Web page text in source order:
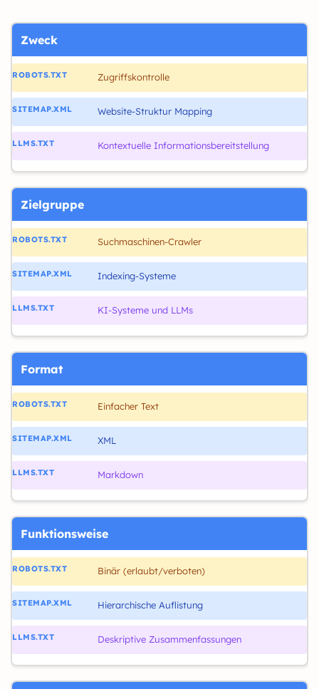
Zweck
Zugriffskontrolle
Website-Struktur Mapping
Kontextuelle Informationsbereitstellung
Zielgruppe
Suchmaschinen-Crawler
Indexing-Systeme
KI-Systeme und LLMs
Format
Einfacher Text
XML
Markdown
Funktionsweise
Binär (erlaubt/verboten)
Hierarchische Auflistung
Deskriptive Zusammenfassungen